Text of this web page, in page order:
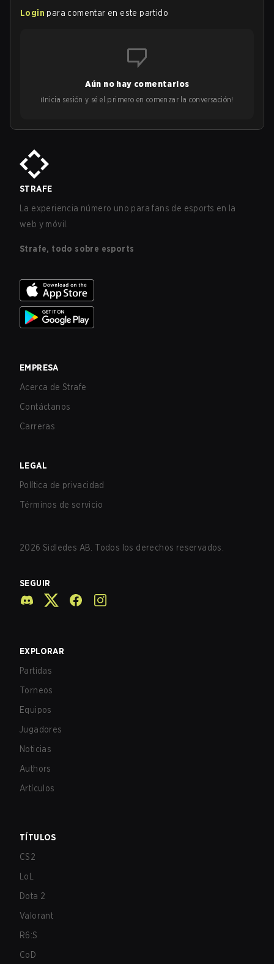
Login para comentar en este partido
Aún no hay comentarios
¡Inicia sesión y sé el primero en comenzar la conversación!
STRAFE
La experiencia número uno para fans de esports en la
web y móvil.
Strafe, todo sobre esports
EMPRESA
Acerca de Strafe
Contáctanos
Carreras
LEGAL
Política de privacidad
Términos de servicio
2026 Sidledes AB. Todos los derechos reservados.
SEGUIR
EXPLORAR
Partidas
Torneos
Equipos
Jugadores
Noticias
Authors
Artículos
TÍTULOS
CS2
LoL
Dota 2
Valorant
R6:S
CoD